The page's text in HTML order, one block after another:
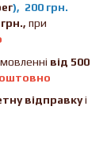
), 200 грн.
при
від 500
відправкуі